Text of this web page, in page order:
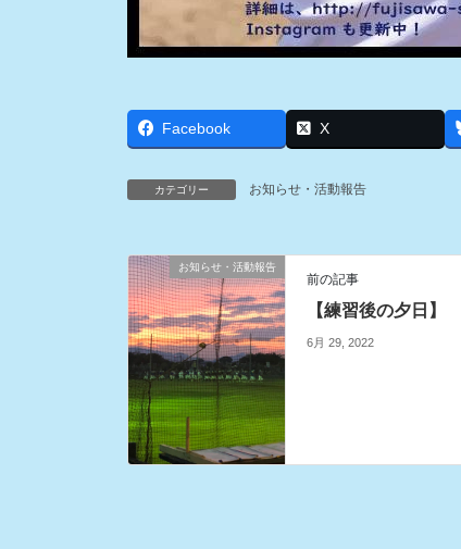
Facebook X
カテゴリー お知らせ・活動報告
お知らせ・活動報告
前の記事
【練習後の夕日】
6月 29, 2022